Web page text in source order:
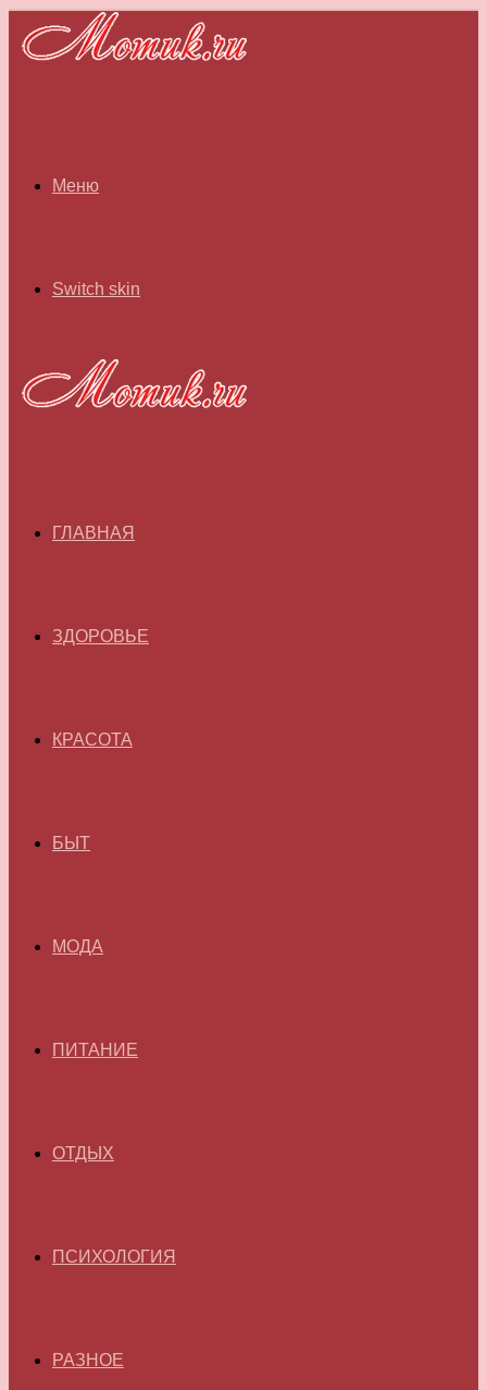
Меню
Switch skin
ГЛАВНАЯ
ЗДОРОВЬЕ
КРАСОТА
БЫТ
МОДА
ПИТАНИЕ
ОТДЫХ
ПСИХОЛОГИЯ
РАЗНОЕ